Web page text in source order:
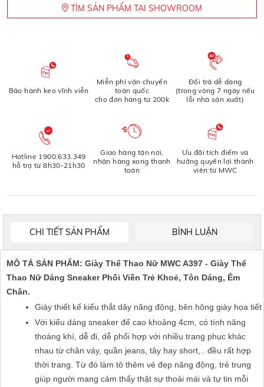
TÌM SẢN PHẨM TẠI SHOWROOM
Bảo hành keo vĩnh viễn
Miễn phí vận chuyển
toàn quốc
cho đơn hàng từ 200k
Đổi trả dễ dàng
(trong vòng 7 ngày nếu
lỗi nhà sản xuất)
Hotline 1900.633.349
hỗ trợ từ 8h30-21h30
Giao hàng tận nơi,
nhận hàng xong thanh
toán
Ưu đãi tích điểm và
hưởng quyền lợi thành
viên từ MWC
CHI TIẾT SẢN PHẨM BÌNH LUẬN
MÔ TẢ SẢN PHẨM: Giày Thể Thao Nữ MWC A397 - Giày Thể
Thao Nữ Dáng Sneaker Phối Viền Trẻ Khoẻ, Tôn Dáng, Êm
Chân.
Giày thiết kế kiểu thắt dây năng động, bên hông giày họa
Với kiểu dáng sneaker đế cao khoảng 4cm, có tính năng
thoáng khí, dễ đi, dễ phối hợp với nhiều trang phục khác
nhau từ chân váy, quần jeans, tây hay short,.. đều rất hợp
thời trang. Từ đó làm tô thêm vẻ đẹp năng động, trẻ trung
giúp người mang cảm thấy thật sự thoải mái và tự tin mỗi